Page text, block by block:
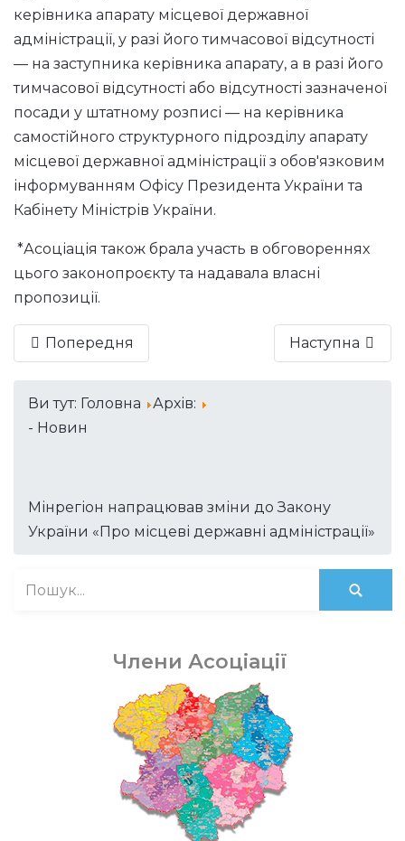
керівника апарату місцевої державної
адміністрації, у разі його тимчасової відсутності
— на заступника керівника апарату, а в разі його
тимчасової відсутності або відсутності зазначеної
посади у штатному розписі — на керівника
самостійного структурного підрозділу апарату
місцевої державної адміністрації з обов'язковим
інформуванням Офісу Президента України та
Кабінету Міністрів України.
*Асоціація також брала участь в обговореннях
цього законопроєкту та надавала власні
пропозиції.
Попередня Наступна
Ви тут: Головна
Архів:
- Новин
Мінрегіон напрацював зміни до Закону
України «Про місцеві державні адміністрації»
Члени Асоціації